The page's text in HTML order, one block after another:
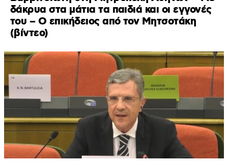
δάκρυα στα μάτια τα παιδιά και οι εγγονές
του – Ο επικήδειος από τον Μητσοτάκη
(βίντεο)